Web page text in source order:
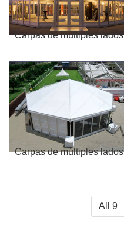
Carpas de múltiples lados
Carpas de múltiples lados
All 9